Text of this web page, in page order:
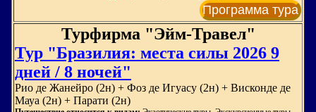
Программа тура
Турфирма "Эйм-Травел"
Тур "Бразилия: места силы 2026 9
дней / 8 ночей"
Рио де Жанейро (2н) + Фоз де Игуасу (2н) + Висконде де
Мауа (2н) + Парати (2н)